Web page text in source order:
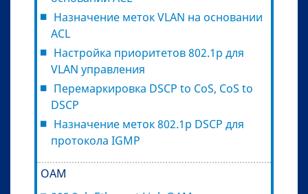
Назначение меток VLAN на основании
ACL
Настройка приоритетов 802.1p для
VLAN управления
Перемаркировка DSCP to CoS, CoS to
DSCP
Назначение меток 802.1p DSCP для
протокола IGMP
ОАМ